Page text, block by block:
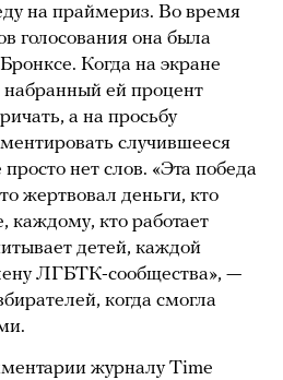
на праймериз. Во время
голосования она была
Когда на экране
набранный ей процент
а на просьбу
случившееся
нет слов. «Эта победа
жертвовал деньги, кто
каждому, кто работает
детей, каждой
ЛГБТК-сообщества», —
когда смогла
журналу Time